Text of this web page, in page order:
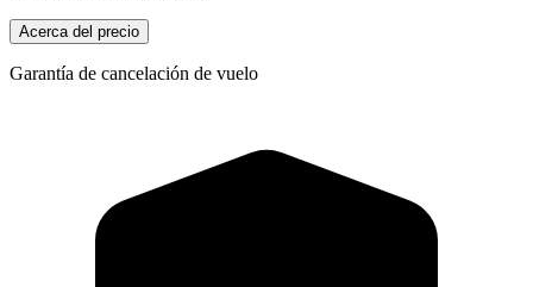
Acerca del precio
Garantía de cancelación de vuelo